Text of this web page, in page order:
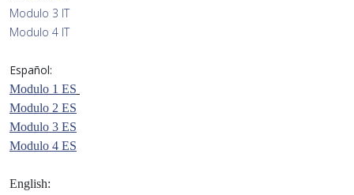
Modulo 3 IT
Modulo 4 IT
Español:
Modulo 1 ES
Modulo 2 ES
Modulo 3 ES
Modulo 4 ES
English: